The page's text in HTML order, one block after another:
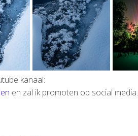
kanaal:
en zal ik promoten op social media.